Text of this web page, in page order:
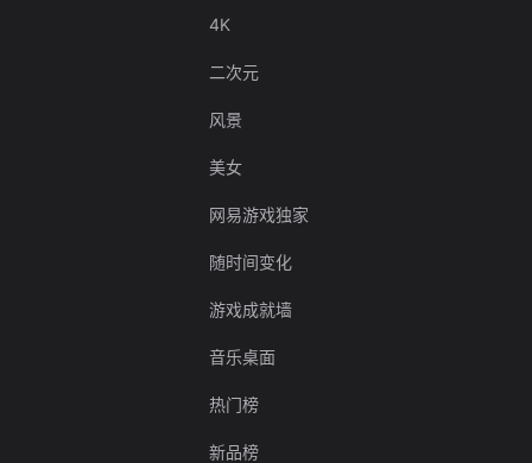
4K
二次元
风景
美女
网易游戏独家
随时间变化
游戏成就墙
音乐桌面
热门榜
新品榜